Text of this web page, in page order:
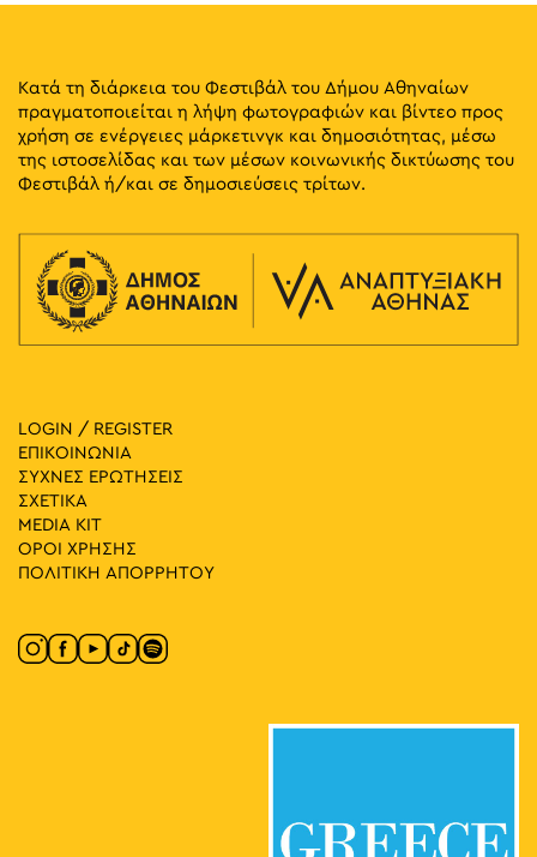
Κατά τη διάρκεια του Φεστιβάλ του Δήμου Αθηναίων
πραγματοποιείται η λήψη φωτογραφιών και βίντεο προς
χρήση σε ενέργειες μάρκετινγκ και δημοσιότητας, μέσω
της ιστοσελίδας και των μέσων κοινωνικής δικτύωσης του
Φεστιβάλ ή/και σε δημοσιεύσεις τρίτων.
LOGIN / REGISTER
ΕΠΙΚΟΙΝΩΝΙΑ
ΣΥΧΝΕΣ ΕΡΩΤΗΣΕΙΣ
ΣΧΕΤΙΚΑ
MEDIA ΚIT
ΟΡΟΙ ΧΡΗΣΗΣ
ΠΟΛΙΤΙΚΗ ΑΠΟΡΡΗΤΟΥ